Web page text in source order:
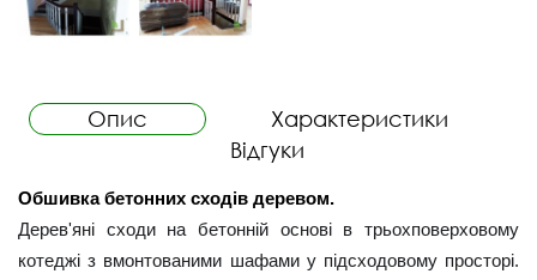
Опис
Характеристики
Відгуки
Обшивка бетонних сходів деревом.
Дерев'яні сходи на бетонній основі в трьохповерховому
котеджі з вмонтованими шафами у підсходовому просторі.